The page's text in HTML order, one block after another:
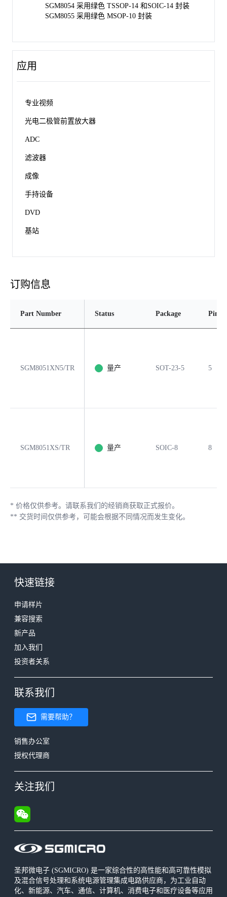
SGM8054 采用绿色 TSSOP-14 和SOIC-14 封装
SGM8055 采用绿色 MSOP-10 封装
应用
专业视频
光电二极管前置放大器
ADC
滤波器
成像
手持设备
DVD
基站
订购信息
Part Number Status Package Pins
SGM8051XN5/TR 量产 SOT-23-5 5
SGM8051XS/TR 量产 SOIC-8 8
* 价格仅供参考。请联系我们的经销商获取正式报价。
** 交货时间仅供参考，可能会根据不同情况而发生变化。
圣邦微电子 (SGMICRO) 是一家综合性的高性能和高可靠性模拟
及混合信号处理和系统电源管理集成电路供应商，为工业自动
化、新能源、汽车、通信、计算机、消费电子和医疗设备等应用
快速链接
申请样片
兼容搜索
新产品
加入我们
投资者关系
联系我们
需要帮助？
销售办公室
授权代理商
关注我们